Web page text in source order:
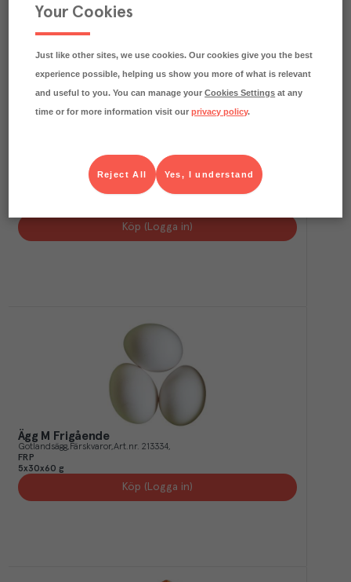
Ägg 12-Pack M/L KRAV
Färskvaror
211873
Köp (Logga in)
Ägg M Frigående
Gotlandsägg Färskvaror Art.nr. 213334
FRP
5x30x60 g
Köp (Logga in)
Your Cookies
Just like other sites, we use cookies. Our cookies give you the best
experience possible, helping us show you more of what is relevant
and useful to you. You can manage yourCookies Settings at any
time or for more information visit ourprivacy policy.
Yes, I understand
Reject All